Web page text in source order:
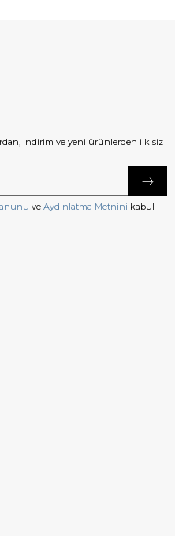
indirim ve yeni ürünlerden ilk siz
ve Aydınlatma Metnini kabul